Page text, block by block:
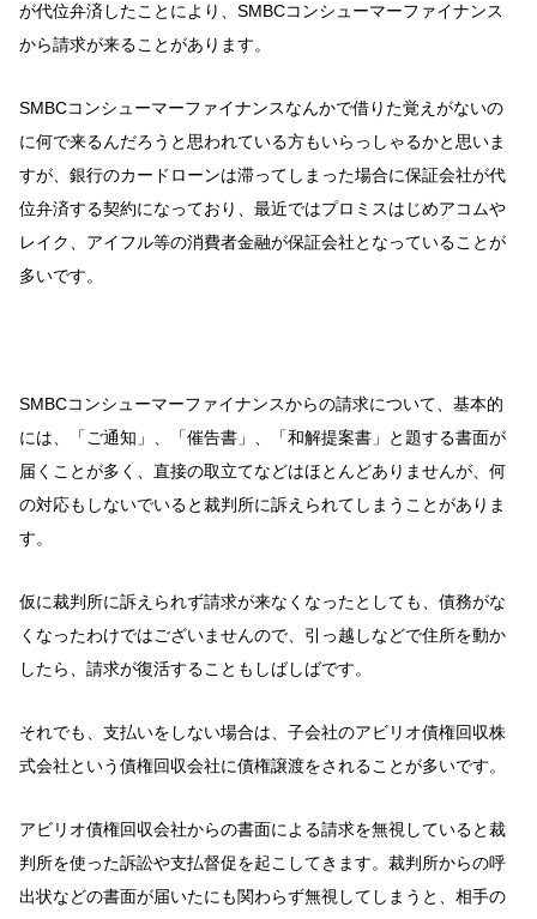
が代位弁済したことにより、SMBCコンシューマーファイナンス
から請求が来ることがあります。
SMBCコンシューマーファイナンスなんかで借りた覚えがないの
に何で来るんだろうと思われている方もいらっしゃるかと思いま
すが、銀行のカードローンは滞ってしまった場合に保証会社が代
位弁済する契約になっており、最近ではプロミスはじめアコムや
レイク、アイフル等の消費者金融が保証会社となっていることが
多いです。
SMBCコンシューマーファイナンスからの請求について、基本的
には、「ご通知」、「催告書」、「和解提案書」と題する書面が
届くことが多く、直接の取立てなどはほとんどありませんが、何
の対応もしないでいると裁判所に訴えられてしまうことがありま
す。
仮に裁判所に訴えられず請求が来なくなったとしても、債務がな
くなったわけではございませんので、引っ越しなどで住所を動か
したら、請求が復活することもしばしばです。
それでも、支払いをしない場合は、子会社のアビリオ債権回収株
式会社という債権回収会社に債権譲渡をされることが多いです。
アビリオ債権回収会社からの書面による請求を無視していると裁
判所を使った訴訟や支払督促を起こしてきます。裁判所からの呼
出状などの書面が届いたにも関わらず無視してしまうと、相手の